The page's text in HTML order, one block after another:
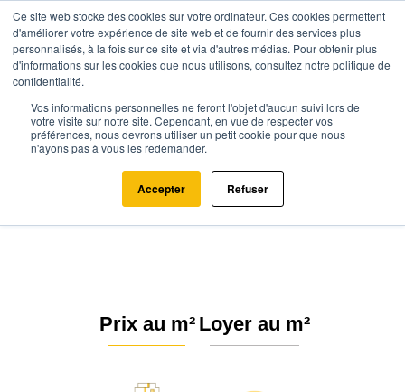
Ce site web stocke des cookies sur votre ordinateur. Ces cookies permettent
d'améliorer votre expérience de site web et de fournir des services plus
personnalisés, à la fois sur ce site et via d'autres médias. Pour obtenir plus
d'informations sur les cookies que nous utilisons, consultez notre politique de
confidentialité.
Vos informations personnelles ne feront l'objet d'aucun suivi lors de
votre visite sur notre site. Cependant, en vue de respecter vos
préférences, nous devrons utiliser un petit cookie pour que nous
n'ayons pas à vous les redemander.
Accepter Refuser
Agence.immo Prix immobilier Bourgogne-Franche-Comté Jura
Châtillon (39130)
Estimation immobilière à Châtillon
: Prix m² 2026
Prix au m² Loyer au m²